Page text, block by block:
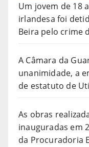
Um jovem de 18
irlandesa foi
Beira pelo crime
A Câmara da
unanimidade, a
de estatuto de
As obras
inauguradas em
da Procuradoria